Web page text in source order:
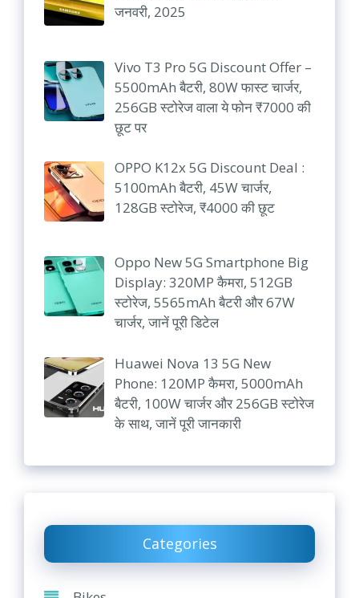
जनवरी, 2025
Vivo T3 Pro 5G Discount Offer –
5500mAh बैटरी, 80W फास्ट चार्जर,
256GB स्टोरेज वाला ये फोन ₹7000 की
छूट पर
OPPO K12x 5G Discount Deal :
5100mAh बैटरी, 45W चार्जर,
128GB स्टोरेज, ₹4000 की छूट
Oppo New 5G Smartphone Big
Display: 320MP कैमरा, 512GB
स्टोरेज, 5565mAh बैटरी और 67W
चार्जर, जानें पूरी डिटेल
Huawei Nova 13 5G New
Phone: 120MP कैमरा, 5000mAh
बैटरी, 100W चार्जर और 256GB स्टोरेज
के साथ, जानें पूरी जानकारी
Categories